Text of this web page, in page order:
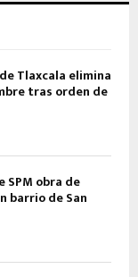
Tlaxcala elimina
tras orden de
SPM obra de
barrio de San